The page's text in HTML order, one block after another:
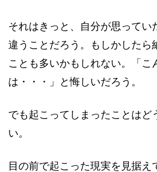
それはきっと、自分が思ってい
違うことだろう。もしかしたら
ことも多いかもしれない。「こ
は・・・」と悔しいだろう。
でも起こってしまったことはど
い。
目の前で起こった現実を見据え